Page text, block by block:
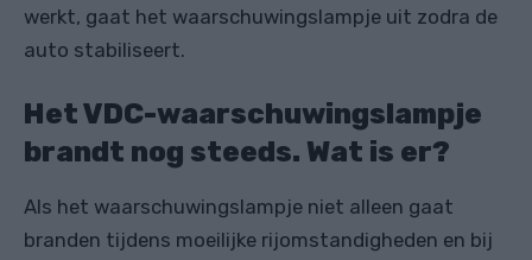
werkt, gaat het waarschuwingslampje uit zodra de
auto stabiliseert.
Het VDC-waarschuwingslampje
brandt nog steeds. Wat is er?
Als het waarschuwingslampje niet alleen gaat
branden tijdens moeilijke rijomstandigheden en bij